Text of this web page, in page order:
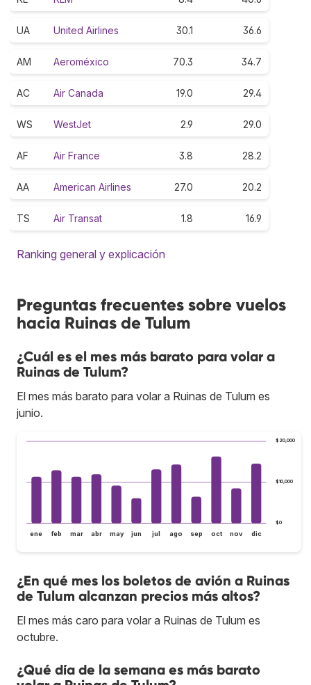
UA United Airlines 30.1 36.6
AM Aeroméxico 70.3 34.7
AC Air Canada 19.0 29.4
WS WestJet 2.9 29.0
AF Air France 3.8 28.2
AA American Airlines 27.0 20.2
TS Air Transat 1.8 16.9
Ranking general y explicación
Preguntas frecuentes sobre vuelos
hacia Ruinas de Tulum
¿Cuál es el mes más barato para volar a
Ruinas de Tulum?
El mes más barato para volar a Ruinas de Tulum es
junio.
$0
$10,000
$20,000
ene feb mar abr may jun jul ago sep oct nov dic
¿En qué mes los boletos de avión a Ruinas
de Tulum alcanzan precios más altos?
El mes más caro para volar a Ruinas de Tulum es
octubre.
¿Qué día de la semana es más barato